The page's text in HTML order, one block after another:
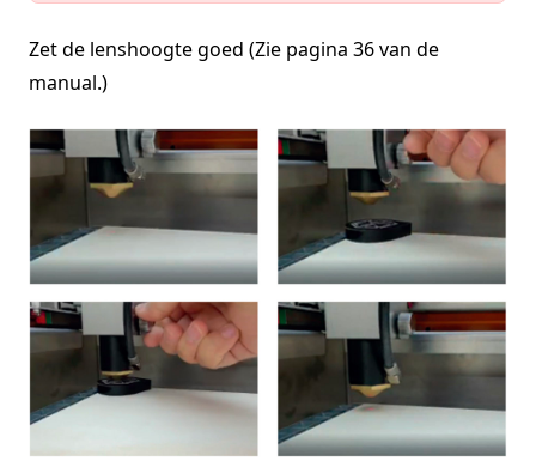
Zet de lenshoogte goed (Zie pagina 36 van de
manual.)